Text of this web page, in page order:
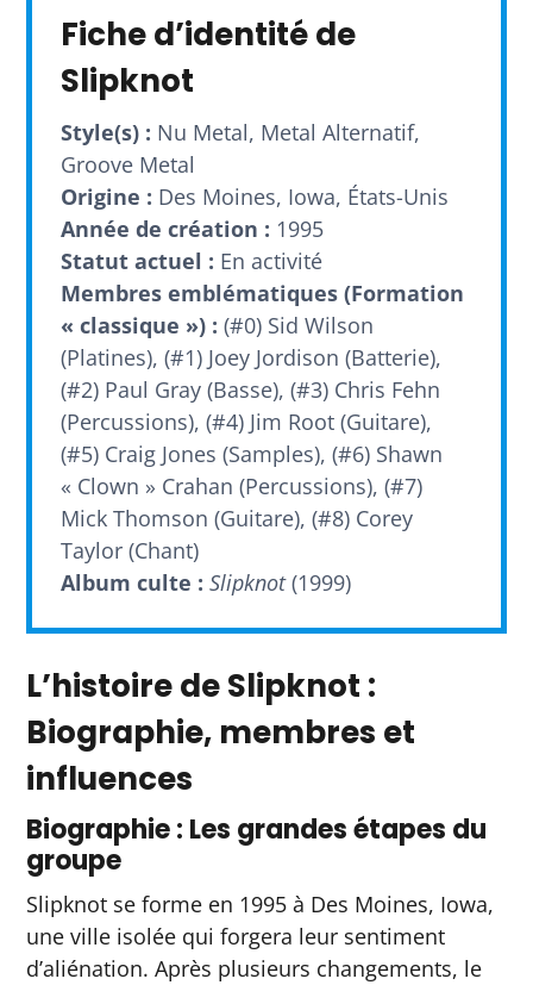
Fiche d’identité de
Slipknot
Style(s) : Nu Metal, Metal Alternatif,
Groove Metal
Origine : Des Moines, Iowa, États-Unis
Année de création : 1995
Statut actuel : En activité
Membres emblématiques (Formation
« classique ») : (#0) Sid Wilson
(Platines), (#1) Joey Jordison (Batterie),
(#2) Paul Gray (Basse), (#3) Chris Fehn
(Percussions), (#4) Jim Root (Guitare),
(#5) Craig Jones (Samples), (#6) Shawn
« Clown » Crahan (Percussions), (#7)
Mick Thomson (Guitare), (#8) Corey
Taylor (Chant)
Album culte : Slipknot(1999)
L’histoire de Slipknot :
Biographie, membres et
influences
Biographie : Les grandes étapes du
groupe
Slipknot se forme en 1995 à Des Moines, Iowa,
une ville isolée qui forgera leur sentiment
d’aliénation. Après plusieurs changements, le